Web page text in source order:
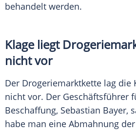
behandelt werden.
Klage liegt
nicht vor
Der Drogeriemarktkette lag die
nicht vor. Der Geschäftsführer
Beschaffung, Sebastian Bayer,
habe man eine Abmahnung der